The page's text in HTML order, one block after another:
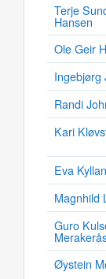
Terje
Hansen
Ole Geir
Ingebjørg
Randi
Kari
Eva
Magnhild
Guro
Øystein